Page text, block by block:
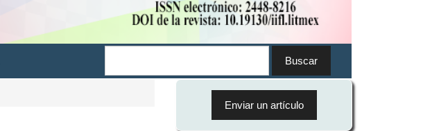
Buscar
Enviar
artículo
Enviar un artículo